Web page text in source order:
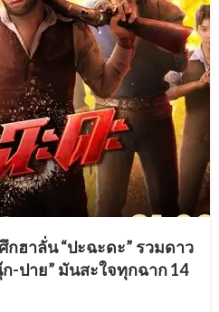
กฮาลั่น “ปะฉะดะ” รวมดาว
-ปาย” มันสะใจทุกฉาก 14